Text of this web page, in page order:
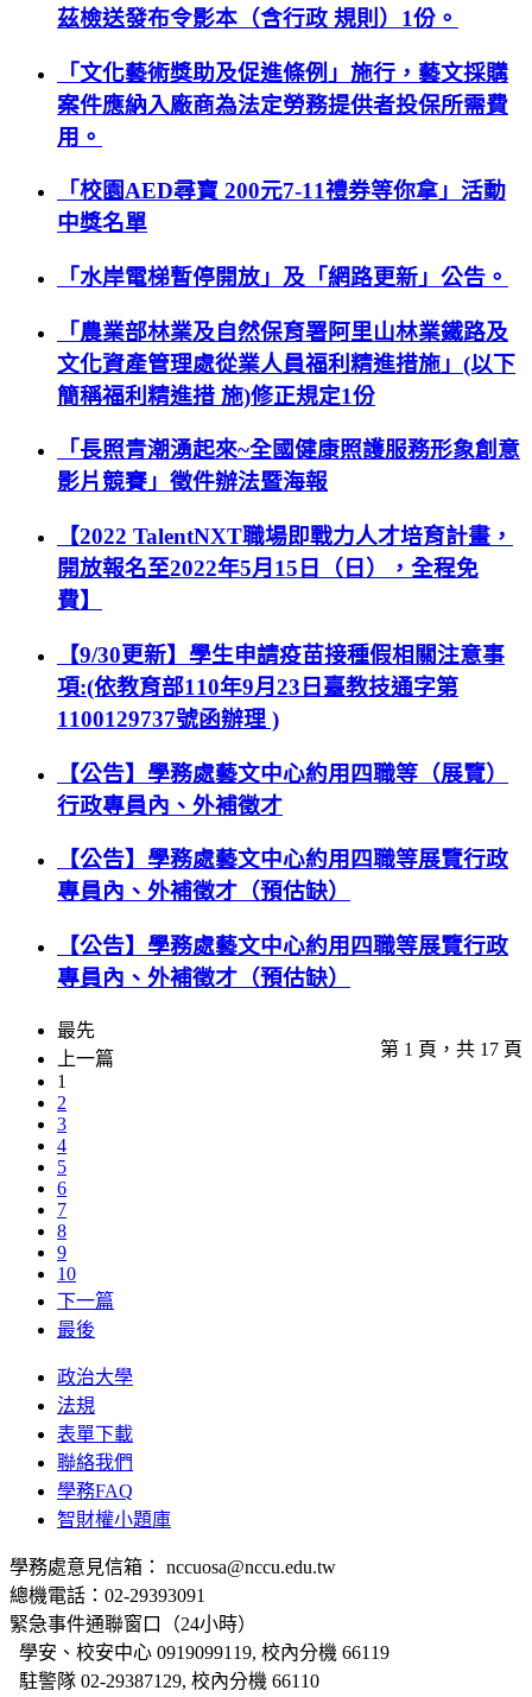
茲檢送發布令影本（含行政 規則）1份。
「文化藝術獎助及促進條例」施行，藝文採購
案件應納入廠商為法定勞務提供者投保所需費
用。
「校園AED尋寶 200元7-11禮券等你拿」活動
中獎名單
「水岸電梯暫停開放」及「網路更新」公告。
「農業部林業及自然保育署阿里山林業鐵路及
文化資產管理處從業人員福利精進措施」(以下
簡稱福利精進措 施)修正規定1份
「長照青潮湧起來~全國健康照護服務形象創意
影片競賽」徵件辦法暨海報
【2022 TalentNXT職場即戰力人才培育計畫，
開放報名至2022年5月15日（日），全程免
費】
【9/30更新】學生申請疫苗接種假相關注意事
項:(依教育部110年9月23日臺教技通字第
1100129737號函辦理 )
【公告】學務處藝文中心約用四職等（展覽）
行政專員內、外補徵才
【公告】學務處藝文中心約用四職等展覽行政
專員內、外補徵才（預估缺）
【公告】學務處藝文中心約用四職等展覽行政
專員內、外補徵才（預估缺）
第 1 頁，共 17 頁
最先
上一篇
1
2
3
4
5
6
7
8
9
10
下一篇
最後
政治大學
法規
表單下載
聯絡我們
學務FAQ
智財權小題庫
學務處意見信箱： nccuosa@nccu.edu.tw
總機電話：02-29393091
緊急事件通聯窗口（24小時）
學安、校安中心 0919099119, 校內分機 66119
駐警隊 02-29387129, 校內分機 66110